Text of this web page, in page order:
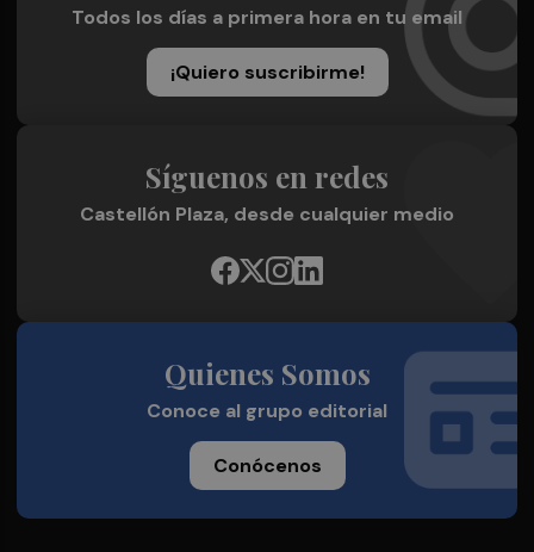
Todos los días a primera hora en tu email
¡Quiero suscribirme!
Síguenos en redes
Castellón Plaza, desde cualquier medio
Quienes Somos
Conoce al grupo editorial
Conócenos